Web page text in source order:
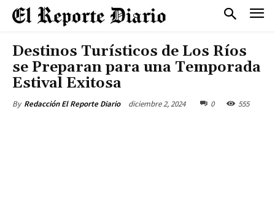
Destinos Turísticos de Los Ríos
se Preparan para una Temporada
Estival Exitosa
By Redacción El Reporte Diario diciembre 2, 2024 0 555